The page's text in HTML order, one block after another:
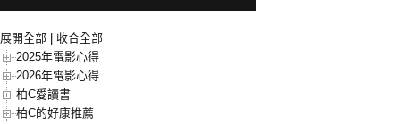
展開全部
收合全部
2025年電影心得
2026年電影心得
柏C愛讀書
柏C的好康推薦